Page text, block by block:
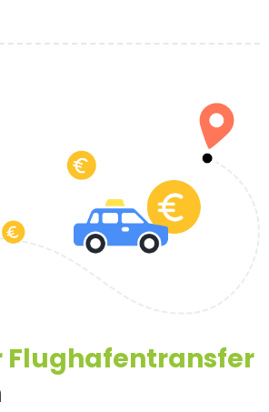
Flughafentransfer